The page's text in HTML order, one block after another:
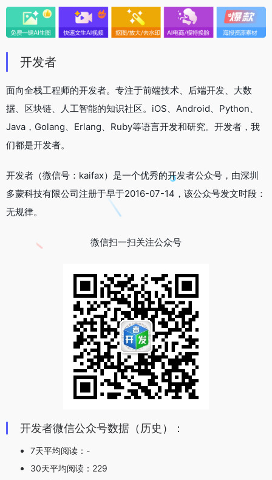
开发者
面向全栈工程师的开发者。专注于前端技术、后端开发、大数
据、区块链、人工智能的知识社区。iOS、Android、Python、
Java，Golang、Erlang、Ruby等语言开发和研究。开发者，我
们都是开发者。
开发者（微信号：kaifax）是一个优秀的开发者公众号，由深圳
多蒙科技有限公司注册于早于2016-07-14，该公众号发文时段：
无规律。
微信扫一扫关注公众号
开发者微信公众号数据（历史）：
7天平均阅读：-
30天平均阅读：229